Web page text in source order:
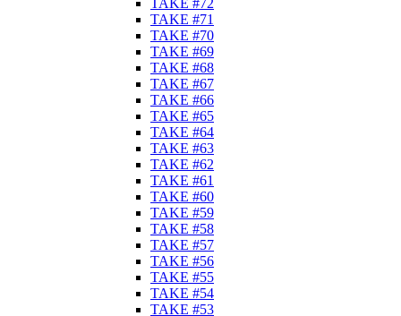
TAKE #72
TAKE #71
TAKE #70
TAKE #69
TAKE #68
TAKE #67
TAKE #66
TAKE #65
TAKE #64
TAKE #63
TAKE #62
TAKE #61
TAKE #60
TAKE #59
TAKE #58
TAKE #57
TAKE #56
TAKE #55
TAKE #54
TAKE #53